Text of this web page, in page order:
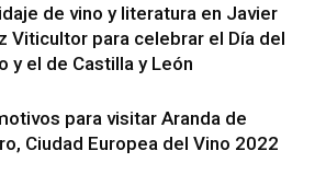
de vino y literatura en Javier
Viticultor para celebrar el Día del
y el de Castilla y León
para visitar Aranda de
Ciudad Europea del Vino 2022